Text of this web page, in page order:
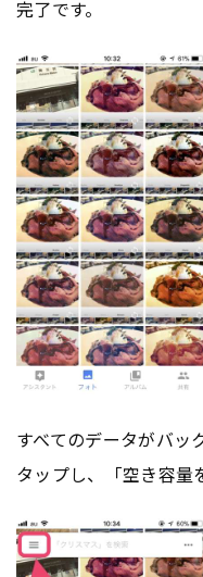
完了です。
すべてのデータがバッ
タップし、「空き容量